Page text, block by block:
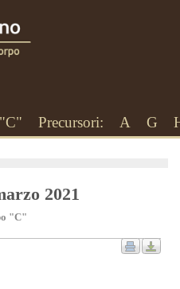
Precursori: A G
2021
"C"